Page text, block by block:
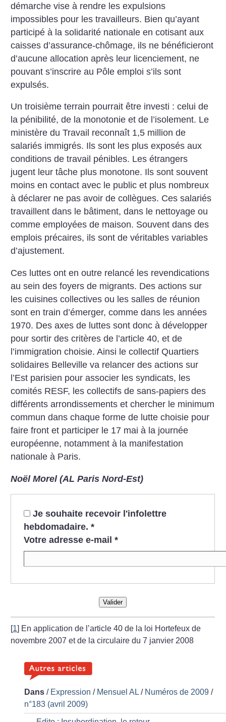
démarche vise à rendre les expulsions
impossibles pour les travailleurs. Bien qu’ayant
participé à la solidarité nationale en cotisant aux
caisses d’assurance-chômage, ils ne bénéficieront
d’aucune allocation après leur licenciement, ne
pouvant s’inscrire au Pôle emploi s’ils sont
expulsés.
Un troisième terrain pourrait être investi : celui de
la pénibilité, de la monotonie et de l’isolement. Le
ministère du Travail reconnaît 1,5 million de
salariés immigrés. Ils sont les plus exposés aux
conditions de travail pénibles. Les étrangers
jugent leur tâche plus monotone. Ils sont souvent
moins en contact avec le public et plus nombreux
à déclarer ne pas avoir de collègues. Ces salariés
travaillent dans le bâtiment, dans le nettoyage ou
comme employées de maison. Souvent dans des
emplois précaires, ils sont de véritables variables
d’ajustement.
Ces luttes ont en outre relancé les revendications
au sein des foyers de migrants. Des actions sur
les cuisines collectives ou les salles de réunion
sont en train d’émerger, comme dans les années
1970. Des axes de luttes sont donc à développer
pour sortir des critères de l’article 40, et de
l’immigration choisie. Ainsi le collectif Quartiers
solidaires Belleville va relancer des actions sur
l’Est parisien pour associer les syndicats, les
comités RESF, les collectifs de sans-papiers des
différents arrondissements et chercher le minimum
commun dans chaque forme de lutte choisie pour
faire front et participer le 17 mai à la journée
européenne, notamment à la manifestation
nationale à Paris.
Noël Morel (AL Paris Nord-Est)
Je souhaite recevoir l'infolettre
hebdomadaire. *
Votre adresse e-mail *
Valider
[1] En application de l’article 40 de la loi Hortefeux de
novembre 2007 et de la circulaire du 7 janvier 2008
Dans / Expression / Mensuel AL / Numéros de 2009 /
n°183 (avril 2009)